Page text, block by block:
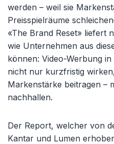
werden – weil sie
Preisspielräume
«The Brand Reset» liefert
wie Unternehmen aus
können: Video-Werbung
nicht nur kurzfristig
Markenstärke beitragen –
nachhallen.
Der Report, welcher von
Kantar und Lumen